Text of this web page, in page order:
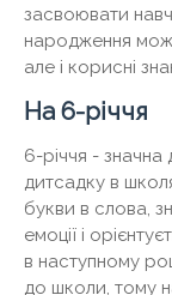
засвоювати
народження
але і корисні
На 6-річчя
6-річчя -
дитсадку в
букви в слова,
емоції і
в наступному
до школи, тому